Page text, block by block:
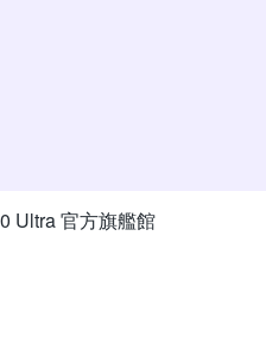
Ultra 官方旗艦館